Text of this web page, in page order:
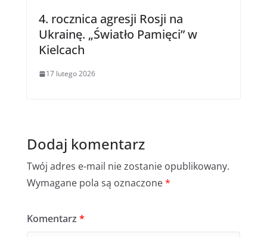
4. rocznica agresji Rosji na
Ukrainę. „Światło Pamięci” w
Kielcach
17 lutego 2026
Dodaj komentarz
Twój adres e-mail nie zostanie opublikowany.
Wymagane pola są oznaczone*
Komentarz *